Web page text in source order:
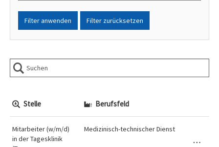
Filter anwenden Filter zurücksetzen
Stelle Berufsfeld
Mitarbeiter (w/m/d)
in der Tagesklinik
Medizinisch-technischer Dienst